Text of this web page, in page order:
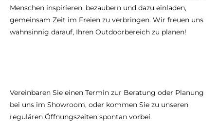
Menschen inspirieren, bezaubern und dazu einladen,
gemeinsam Zeit im Freien zu verbringen. Wir freuen uns
wahnsinnig darauf, Ihren Outdoorbereich zu planen!
Vereinbaren Sie einen Termin zur Beratung oder Planung
bei uns im Showroom, oder kommen Sie zu unseren
regulären Öffnungszeiten spontan vorbei.